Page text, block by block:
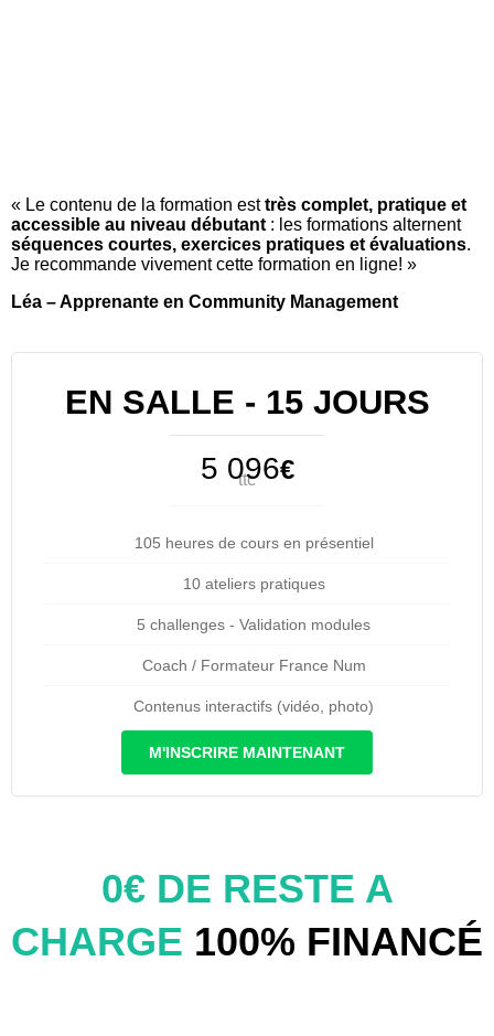
« Le contenu de la formation esttrès complet, pratique et
accessible au niveau débutant : les formations alternent
séquences courtes, exercices pratiques et évaluations.
Je recommande vivement cette formation en ligne! »
Léa – Apprenante en Community Management
EN SALLE - 15 JOURS
5 096€
ttc
105 heures de cours en présentiel
10 ateliers pratiques
5 challenges - Validation modules
Coach / Formateur France Num
Contenus interactifs (vidéo, photo)
M'INSCRIRE MAINTENANT
0€ DE RESTE A
CHARGE 100% FINANCÉ